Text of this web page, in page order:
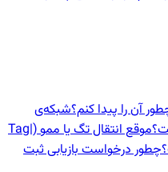
شبکه‌ی
موقع انتقال تگ یا ممو (Tag|
چطور درخواست بازیابی ثبت